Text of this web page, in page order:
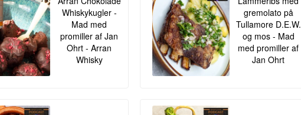
Se hele vores udvalg af
Vodkamærker
Lyt til vores podcast:
Whiskykugler -
Mad med
promiller af Jan
Ohrt - Arran
Whisky
gremolato på
Tullamore D.E.W.
og mos - Mad
med promiller af
Jan Ohrt